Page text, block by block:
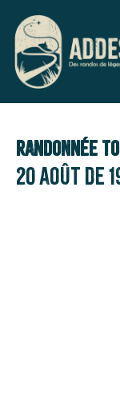
Randonnée
20 août de